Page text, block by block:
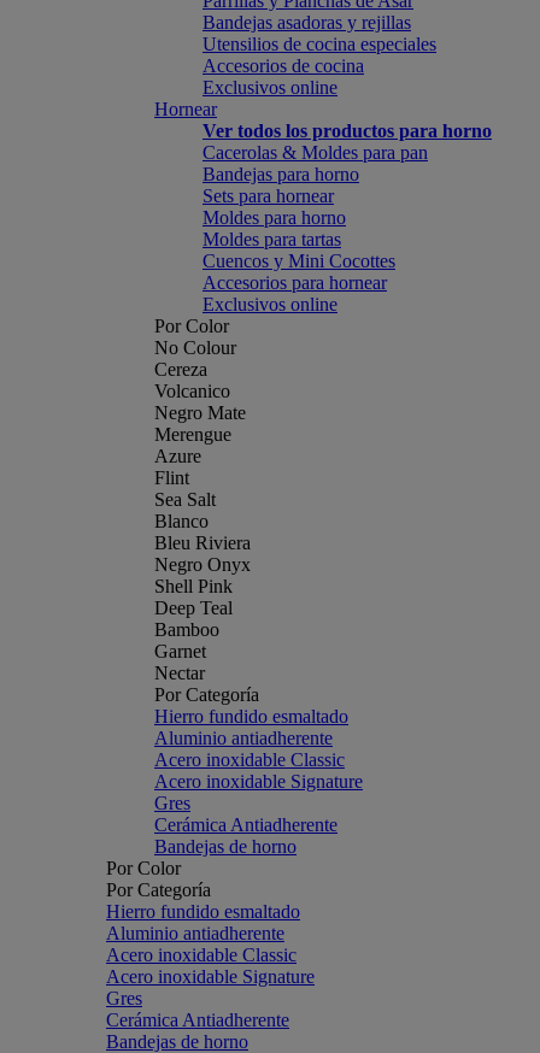
Bandejas asadoras y rejillas
Utensilios de cocina especiales
Accesorios de cocina
Exclusivos online
Hornear
Ver todos los productos para horno
Cacerolas & Moldes para pan
Bandejas para horno
Sets para hornear
Moldes para horno
Moldes para tartas
Cuencos y Mini Cocottes
Accesorios para hornear
Exclusivos online
Por Color
No Colour
Cereza
Volcanico
Negro Mate
Merengue
Azure
Flint
Sea Salt
Blanco
Bleu Riviera
Negro Onyx
Shell Pink
Deep Teal
Bamboo
Garnet
Nectar
Por Categoría
Hierro fundido esmaltado
Aluminio antiadherente
Acero inoxidable Classic
Acero inoxidable Signature
Gres
Cerámica Antiadherente
Bandejas de horno
Por Color
Por Categoría
Hierro fundido esmaltado
Aluminio antiadherente
Acero inoxidable Classic
Acero inoxidable Signature
Gres
Cerámica Antiadherente
Bandejas de horno